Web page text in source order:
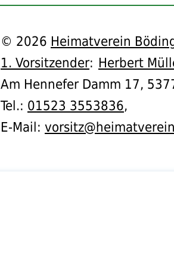
© 2026 Heimatverein
1. Vorsitzender: Herbert
Am Hennefer Damm 17,
Tel.: 01523 3553836,
E-Mail: